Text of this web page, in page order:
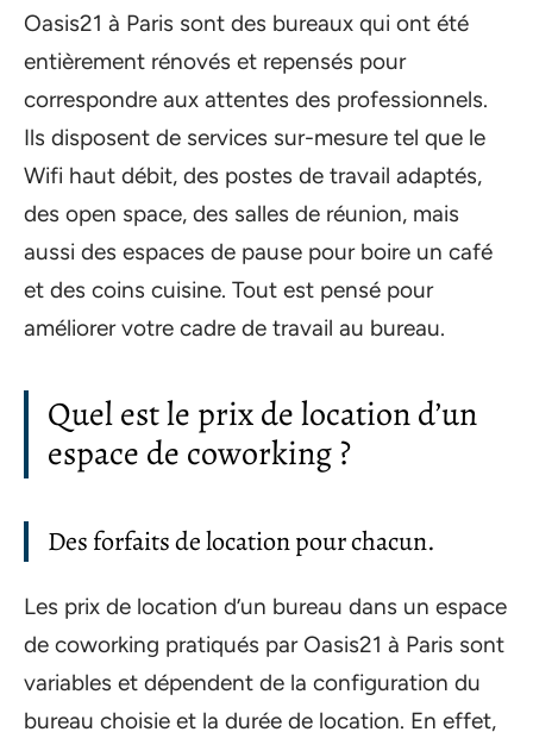
Oasis21 à Paris sont des bureaux qui ont été
entièrement rénovés et repensés pour
correspondre aux attentes des professionnels.
Ils disposent de services sur-mesure tel que le
Wifi haut débit, des postes de travail adaptés,
des open space, des salles de réunion, mais
aussi des espaces de pause pour boire un café
et des coins cuisine. Tout est pensé pour
améliorer votre cadre de travail au bureau.
Quel est le prix de location d’un
espace de coworking ?
Des forfaits de location pour chacun.
Les prix de location d’un bureau dans un espace
de coworking pratiqués par Oasis21 à Paris sont
variables et dépendent de la configuration du
bureau choisie et la durée de location. En effet,